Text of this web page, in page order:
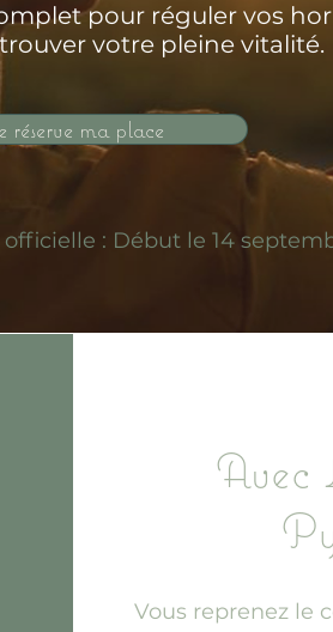
pour réguler vos
votre pleine vitalité.
réserve ma place
: Début le 14
Avec
Vous reprenez le